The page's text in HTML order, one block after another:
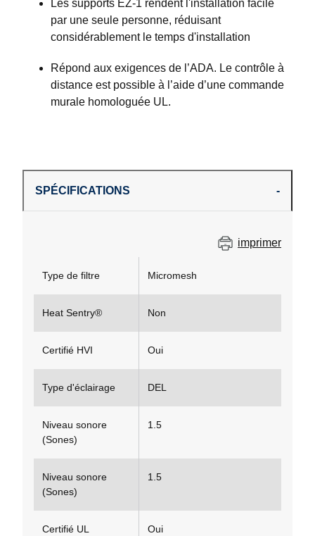
Les supports EZ-1 rendent l'installation facile
par une seule personne, réduisant
considérablement le temps d'installation
Répond aux exigences de l’ADA. Le contrôle à
distance est possible à l’aide d’une commande
murale homologuée UL.
SPÉCIFICATIONS
imprimer
Type de filtre Micromesh
Heat Sentry® Non
Certifié HVI Oui
Type d'éclairage DEL
Niveau sonore
(Sones)
1.5
Niveau sonore
(Sones)
1.5
Certifié UL Oui